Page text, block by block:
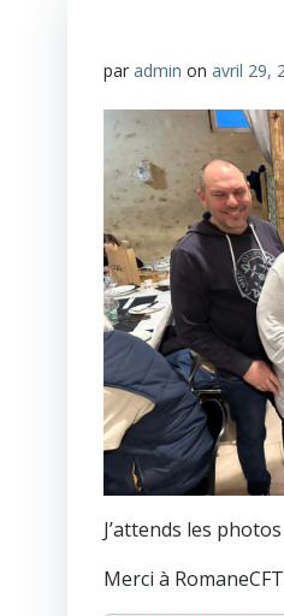
par admin on avril 29,
J’attends les
Merci à